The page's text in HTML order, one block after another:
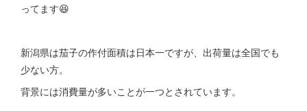
ってます😆
新潟県は茄子の作付面積は日本一ですが、出荷量は全国でも
少ない方。
背景には消費量が多いことが一つとされています。